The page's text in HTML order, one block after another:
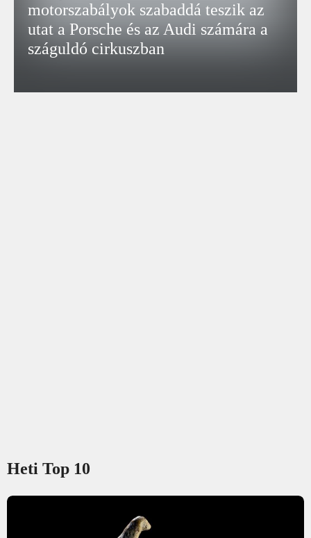
motorszabályok szabaddá teszik az
utat a Porsche és az Audi számára a
száguldó cirkuszban
Heti Top 10